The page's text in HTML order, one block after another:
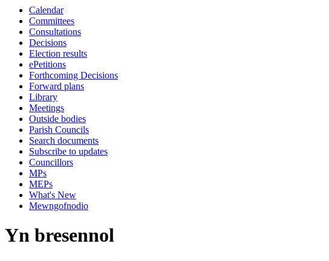
Calendar
Committees
Consultations
Decisions
Election results
ePetitions
Forthcoming Decisions
Forward plans
Library
Meetings
Outside bodies
Parish Councils
Search documents
Subscribe to updates
Councillors
MPs
MEPs
What's New
Mewngofnodio
Yn bresennol